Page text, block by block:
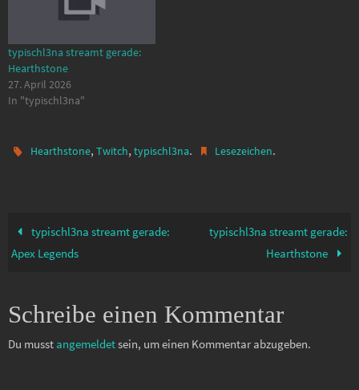
typischl3na streamt gerade:
Hearthstone
27. April 2026
In "typischl3na"
Hearthstone,Twitch,typischl3na. Lesezeichen.
typischl3na streamt gerade:
Apex Legends
typischl3na streamt gerade:
Hearthstone
Schreibe einen Kommentar
Du musst angemeldetsein, um einen Kommentar abzugeben.